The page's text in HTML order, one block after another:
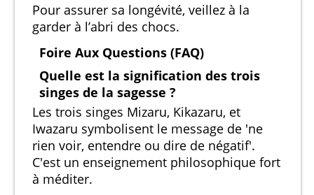
Pour assurer sa longévité, veillez à la
garder à l’abri des chocs.
Foire Aux Questions (FAQ)
Quelle est la signification des trois
singes de la sagesse ?
Les trois singes Mizaru, Kikazaru, et
Iwazaru symbolisent le message de 'ne
rien voir, entendre ou dire de négatif'.
C'est un enseignement philosophique fort
à méditer.